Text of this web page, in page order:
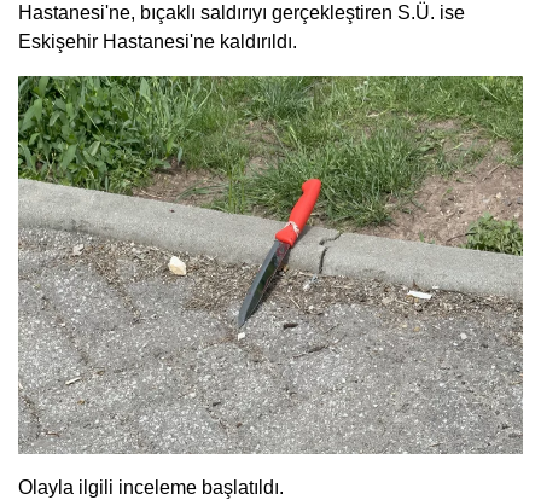
Hastanesi'ne, bıçaklı saldırıyı gerçekleştiren S.Ü. ise
Eskişehir Hastanesi'ne kaldırıldı.
Olayla ilgili inceleme başlatıldı.